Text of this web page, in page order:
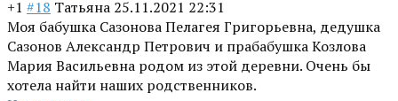
+1 #18 Татьяна 25.11.2021 22:31
Моя бабушка Сазонова Пелагея Григорьевна, дедушка
Сазонов Александр Петрович и прабабушка Козлова
Мария Васильевна родом из этой деревни. Очень бы
хотела найти наших родственников.